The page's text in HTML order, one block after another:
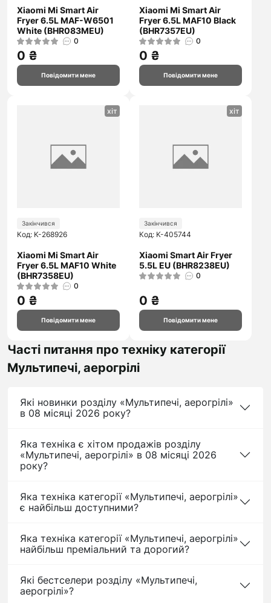
Xiaomi Mi Smart Air
Fryer 6.5L MAF-W6501
White (BHR083MEU)
0
0 ₴
Повідомити мене
Xiaomi Mi Smart Air
Fryer 6.5L MAF10 Black
(BHR7357EU)
0
0 ₴
Повідомити мене
хіт
Закінчився
Код: K-268926
Xiaomi Mi Smart Air
Fryer 6.5L MAF10 White
(BHR7358EU)
0
0 ₴
Повідомити мене
хіт
Закінчився
Код: K-405744
Xiaomi Smart Air Fryer
5.5L EU (BHR8238EU)
0
0 ₴
Повідомити мене
Часті питання про техніку категорії
Мультипечі, аерогрілі
Які новинки розділу «Мультипечі, аерогрілі»
в 08 місяці 2026 року?
Яка техніка є хітом продажів розділу
«Мультипечі, аерогрілі» в 08 місяці 2026
року?
Яка техніка категорії «Мультипечі, аерогрілі»
є найбільш доступними?
Яка техніка категорії «Мультипечі, аерогрілі»
найбільш преміальний та дорогий?
Які бестселери розділу «Мультипечі,
аерогрілі»?